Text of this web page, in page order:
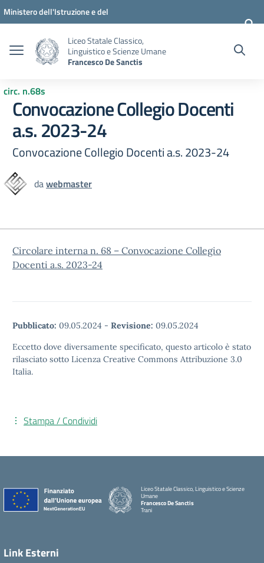
Vai ai contenuti
Vai al menu di navigazione
Vai al footer
Ministero dell'Istruzione e del
Liceo Statale Classico,
Linguistico e Scienze Umane
Francesco De Sanctis
circ. n.68s
Convocazione Collegio Docenti
a.s. 2023-24
Convocazione Collegio Docenti a.s. 2023-24
dawebmaster
Circolare interna n. 68 – Convocazione Collegio
Docenti a.s. 2023-24
Pubblicato: 09.05.2024 - Revisione: 09.05.2024
Eccetto dove diversamente specificato, questo articolo è stato
rilasciato sotto Licenza Creative Commons Attribuzione 3.0
Italia.
Stampa / Condividi
Liceo Statale Classico, Linguistico e Scienze
Umane
Francesco De Sanctis
Trani
Link Esterni